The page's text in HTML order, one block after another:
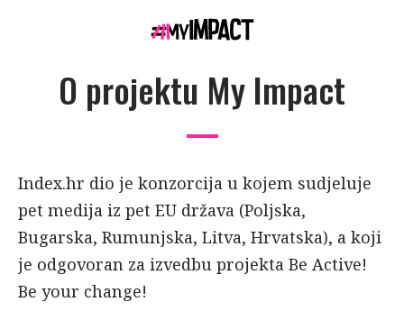
O projektu My Impact
Index.hr dio je konzorcija u kojem sudjeluje
pet medija iz pet EU država (Poljska,
Bugarska, Rumunjska, Litva, Hrvatska), a koji
je odgovoran za izvedbu projekta Be Active!
Be your change!